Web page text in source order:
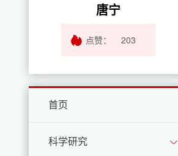
唐宁
点赞： 203
首页
科学研究